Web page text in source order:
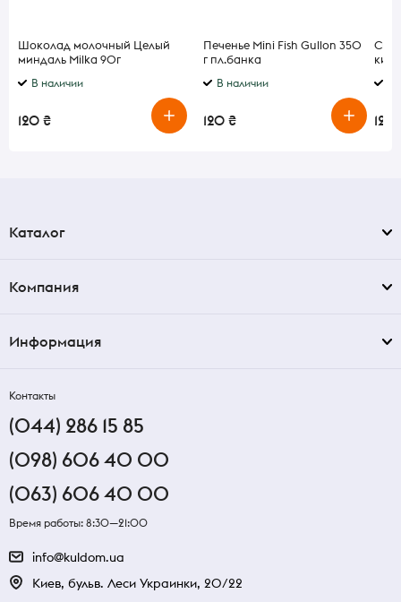
Шоколад молочный Целый
миндаль Milka 90г
В наличии
120 ₴
Печенье Mini Fish Gullon 350
г пл.банка
В наличии
120 ₴
Сир
120
Каталог
Компания
Информация
Контакты
(044) 286 15 85
(098) 606 40 00
(063) 606 40 00
Время работы: 8:30—21:00
info@kuldom.ua
Киев, бульв. Леси Украинки, 20/22